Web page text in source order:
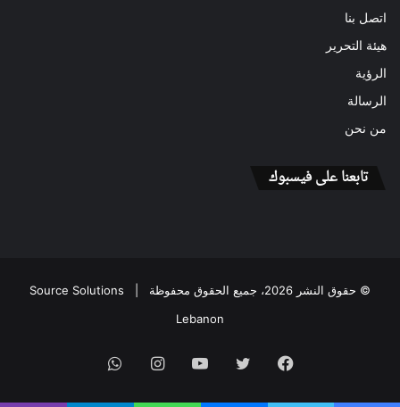
اتصل بنا
هيئة التحرير
الرؤية
الرسالة
من نحن
تابعنا على فيسبوك
© حقوق النشر 2026، جميع الحقوق محفوظة |
Source Solutions
Lebanon
فيسبوك تويتر يوتيوبانستقرامواتساب